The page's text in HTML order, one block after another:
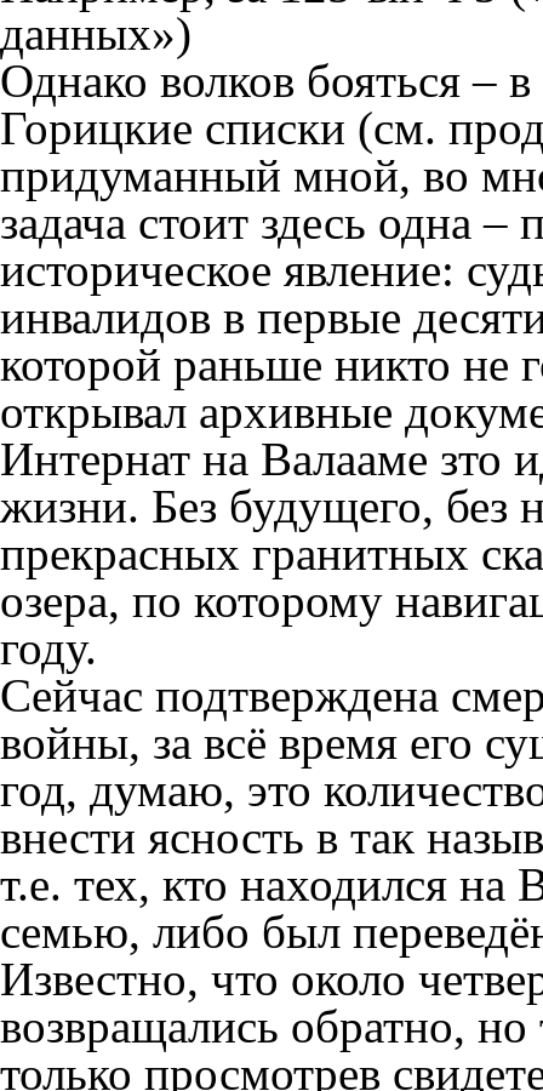
данных»)
Однако волков бояться –
Горицкие списки (см.
придуманный мной, во
задача стоит здесь одна –
историческое явление:
инвалидов в первые
которой раньше никто не
открывал архивные
Интернат на Валааме зто
жизни. Без будущего, без
прекрасных гранитных
озера, по которому
году.
Сейчас подтверждена
войны, за всё время его
год, думаю, это
внести ясность в так
т.е. тех, кто находился на
семью, либо был
Известно, что около
возвращались обратно,
только просмотрев